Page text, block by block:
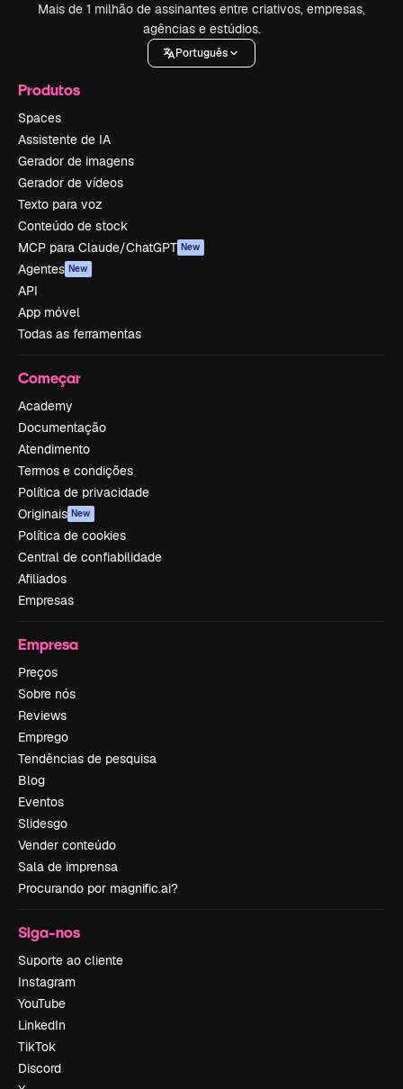
Mais de 1 milhão de assinantes entre criativos, empresas,
agências e estúdios.
Português
Produtos
Spaces
Assistente de IA
Gerador de imagens
Gerador de vídeos
Texto para voz
Conteúdo de stock
MCP para Claude/ChatGPT New
Agentes New
API
App móvel
Todas as ferramentas
Começar
Academy
Documentação
Atendimento
Termos e condições
Política de privacidade
Originais New
Política de cookies
Central de confiabilidade
Afiliados
Empresas
Empresa
Preços
Sobre nós
Reviews
Emprego
Tendências de pesquisa
Blog
Eventos
Slidesgo
Vender conteúdo
Sala de imprensa
Procurando por magnific.ai?
Siga-nos
Suporte ao cliente
Instagram
YouTube
LinkedIn
TikTok
Discord